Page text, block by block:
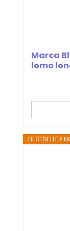
Marca
lomo
BESTSELLER